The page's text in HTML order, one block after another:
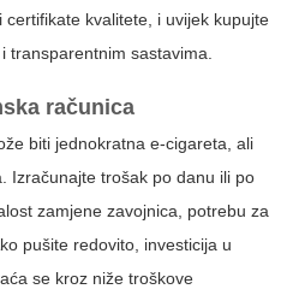
kvalitete, i uvijek kupujte
transparentnim sastavima.
računica
biti jednokratna e-cigareta, ali
Izračunajte trošak po danu ili po
zamjene zavojnica, potrebu za
pušite redovito, investicija u
se kroz niže troškove